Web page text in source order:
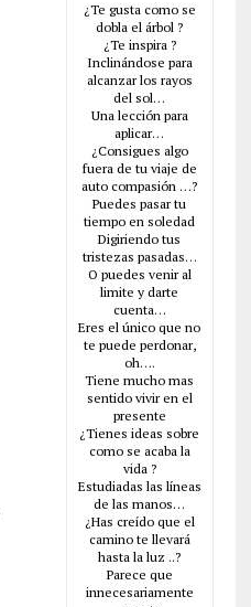
¿Te gusta como se
dobla el árbol ?
¿Te inspira ?
Inclinándose para
alcanzar los rayos
del sol…
Una lección para
aplicar…
¿Consigues algo
fuera de tu viaje de
auto compasión …?
Puedes pasar tu
tiempo en soledad
Digiriendo tus
tristezas pasadas…
O puedes venir al
limite y darte
cuenta…
Eres el único que no
te puede perdonar,
oh….
Tiene mucho mas
sentido vivir en el
presente
¿Tienes ideas sobre
como se acaba la
vida ?
Estudiadas las líneas
de las manos…
¿Has creído que el
camino te llevará
hasta la luz ..?
Parece que
innecesariamente